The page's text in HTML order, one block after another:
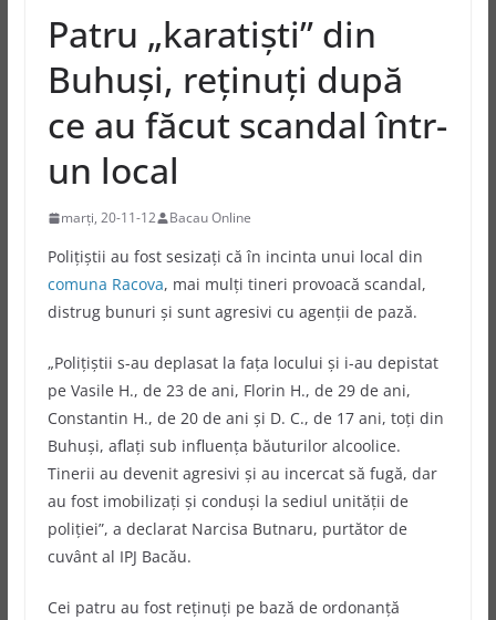
Patru „karatişti” din
Buhuşi, reţinuţi după
ce au făcut scandal într-
un local
marți, 20-11-12 Bacau Online
Poliţiştii au fost sesizaţi că în incinta unui local din
comuna Racova, mai mulţi tineri provoacă scandal,
distrug bunuri şi sunt agresivi cu agenţii de pază.
„Poliţiştii s-au deplasat la faţa locului și i-au depistat
pe Vasile H., de 23 de ani, Florin H., de 29 de ani,
Constantin H., de 20 de ani şi D. C., de 17 ani, toţi din
Buhuşi, aflați sub influenţa băuturilor alcoolice.
Tinerii au devenit agresivi şi au incercat să fugă, dar
au fost imobilizaţi şi conduşi la sediul unității de
poliţiei”, a declarat Narcisa Butnaru, purtător de
cuvânt al IPJ Bacău.
Cei patru au fost reţinuţi pe bază de ordonanţă